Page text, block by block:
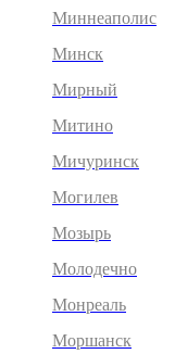
Миннеаполис
Минск
Мирный
Митино
Мичуринск
Могилев
Мозырь
Молодечно
Монреаль
Моршанск